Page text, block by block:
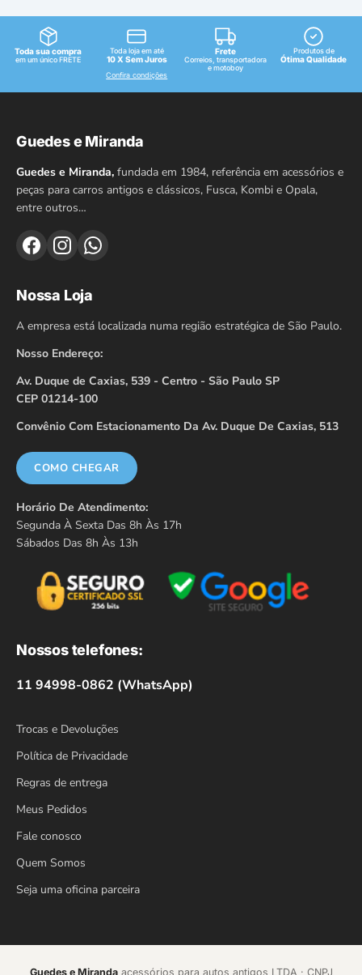
Toda sua compra
em um único FRETE
Toda loja em até
10 X Sem Juros
Confira condições
Frete
Correios, transportadora
e motoboy
Produtos de
Ótima Qualidade
Guedes e Miranda
Guedes e Miranda, fundada em 1984, referência em acessórios e
peças para carros antigos e clássicos, Fusca, Kombi e Opala,
entre outros…
Nossa Loja
A empresa está localizada numa região estratégica de São Paulo.
Nosso Endereço:
Av. Duque de Caxias, 539 - Centro - São Paulo SP
CEP 01214-100
Convênio Com Estacionamento Da Av. Duque De Caxias, 513
COMO CHEGAR
Horário De Atendimento:
Segunda À Sexta Das 8h Às 17h
Sábados Das 8h Às 13h
Nossos telefones:
11 94998-0862 (WhatsApp)
Trocas e Devoluções
Política de Privacidade
Regras de entrega
Meus Pedidos
Fale conosco
Quem Somos
Seja uma oficina parceira
Guedes e Mirandaacessórios para autos antigos LTDA · CNPJ